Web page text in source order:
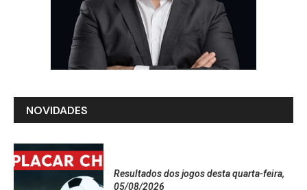
NOVIDADES
Resultados dos jogos desta quarta-feira,
05/08/2026